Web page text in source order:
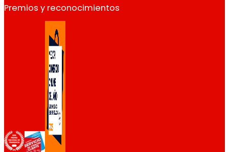
Premios y reconocimientos